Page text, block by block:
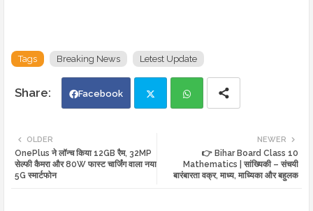
Tags Breaking News Letest Update
Facebook
tte
NEWER
👉 Bihar Board Class 10
Mathematics | सांख्यिकी – संचयी
बारंबारता वक्र, माध्य, माध्यिका और बहुलक
OLDER
OnePlus ने लॉन्च किया 12GB रैम, 32MP
सेल्फी कैमरा और 80W फास्ट चार्जिंग वाला नया
5G स्मार्टफोन